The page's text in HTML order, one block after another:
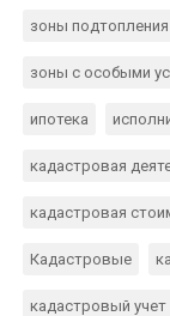
зоны подтопления
зоны с особыми
ипотека
кадастровая
кадастровая
Кадастровые
кадастровый учет